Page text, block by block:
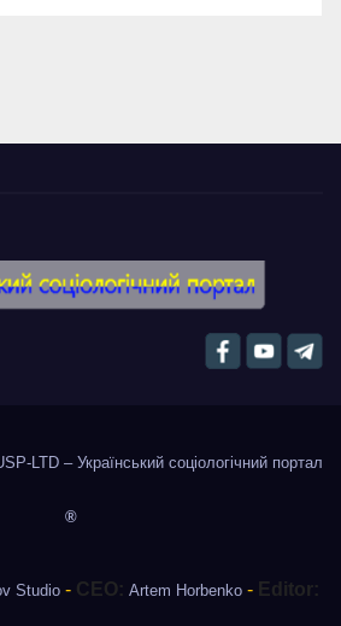
LTD – Український соціологічний портал
®
Studio - CEO: Artem Horbenko - Editor: